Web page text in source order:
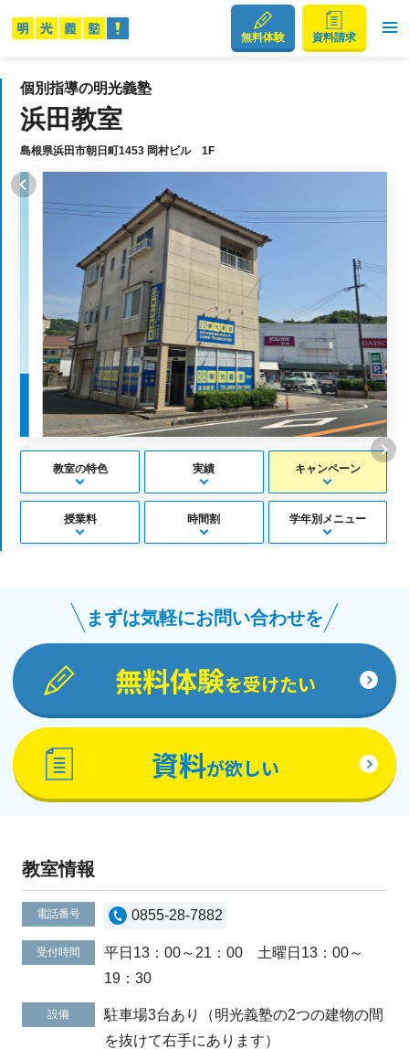
無料体験 資料請求
個別指導の明光義塾
浜田教室
島根県浜田市朝日町1453 岡村ビル 1F
教室の特色 実績 キャンペーン
授業料 時間割 学年別メニュー
まずは気軽にお問い合わせを
無料体験を受けたい
資料が欲しい
教室情報
電話番号 0855-28-7882
受付時間
平日13：00～21：00 土曜日13：00～
19：30
設備
駐車場3台あり（明光義塾の2つの建物の間
を抜けて右手にあります）